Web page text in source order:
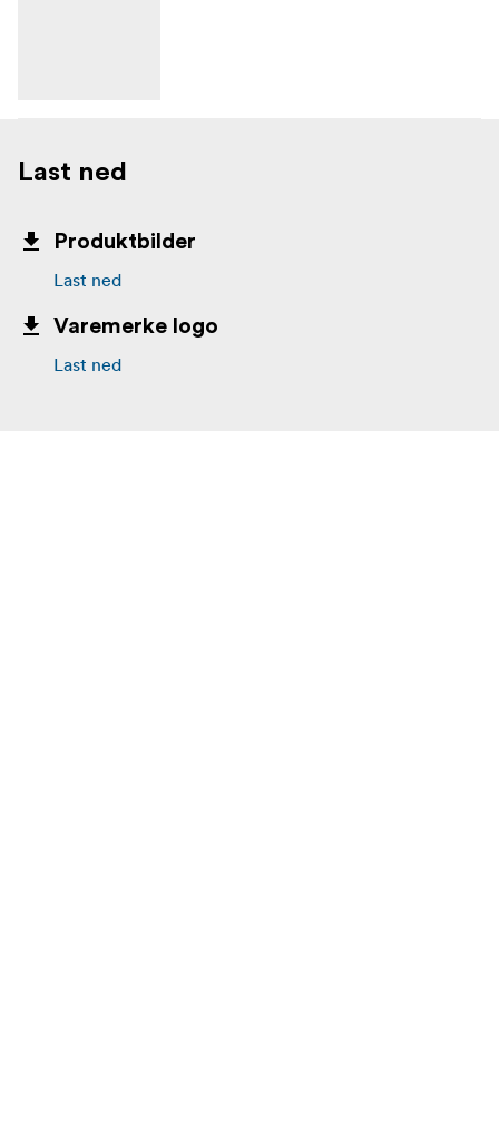
Last ned
Produktbilder
Last ned
Varemerke logo
Last ned